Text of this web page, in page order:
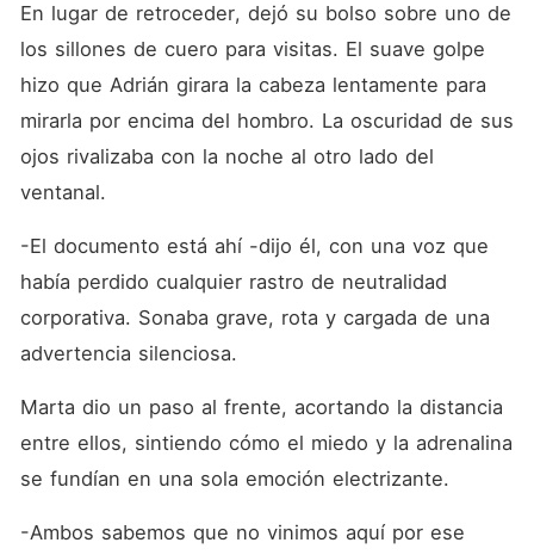
En lugar de retroceder, dejó su bolso sobre uno de
los sillones de cuero para visitas. El suave golpe
hizo que Adrián girara la cabeza lentamente para
mirarla por encima del hombro. La oscuridad de sus
ojos rivalizaba con la noche al otro lado del
ventanal.
-El documento está ahí -dijo él, con una voz que
había perdido cualquier rastro de neutralidad
corporativa. Sonaba grave, rota y cargada de una
advertencia silenciosa.
Marta dio un paso al frente, acortando la distancia
entre ellos, sintiendo cómo el miedo y la adrenalina
se fundían en una sola emoción electrizante.
-Ambos sabemos que no vinimos aquí por ese